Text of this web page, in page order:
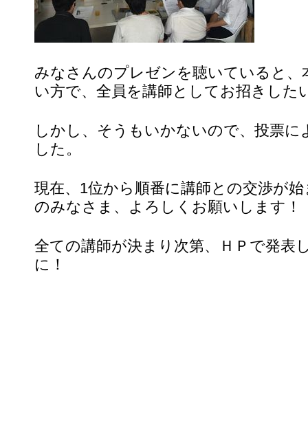
みなさんのプレゼンを聴いていると、
い方で、全員を講師としてお招きした
しかし、そうもいかないので、投票に
した。
現在、1位から順番に講師との交渉が
のみなさま、よろしくお願いします！
全ての講師が決まり次第、ＨＰで発表
に！